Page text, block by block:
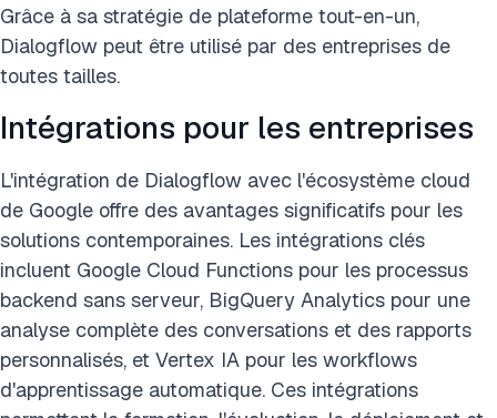
Grâce à sa stratégie de plateforme tout-en-un,
Dialogflow peut être utilisé par des entreprises de
toutes tailles.
Intégrations pour les entreprises
L'intégration de Dialogflow avec l'écosystème cloud
de Google offre des avantages significatifs pour les
solutions contemporaines. Les intégrations clés
incluent Google Cloud Functions pour les processus
backend sans serveur, BigQuery Analytics pour une
analyse complète des conversations et des rapports
personnalisés, et Vertex IA pour les workflows
d'apprentissage automatique. Ces intégrations